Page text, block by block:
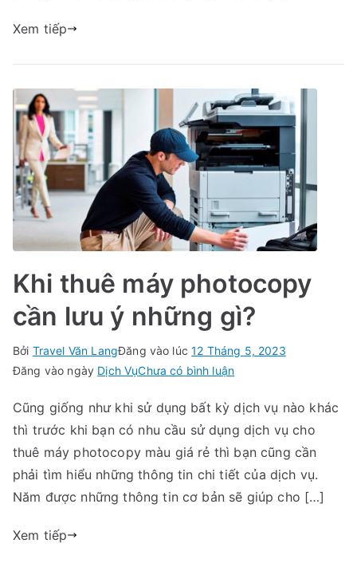
những
cơ
bản
Xem tiếp
Khi thuê máy photocopy
cần lưu ý những gì?
Bởi Travel Văn LangĐăng vào lúc12 Tháng 5, 2023
Đăng vào ngày Dịch VụChưa có bình luậntrong
thuê
máy
photocopy
cần
lưu
Cũng giống như khi sử dụng bất kỳ dịch vụ nào khác
thì trước khi bạn có nhu cầu sử dụng dịch vụ cho
thuê máy photocopy màu giá rẻ thì bạn cũng cần
phải tìm hiểu những thông tin chi tiết của dịch vụ.
Năm được những thông tin cơ bản sẽ giúp cho […]
Xem tiếp